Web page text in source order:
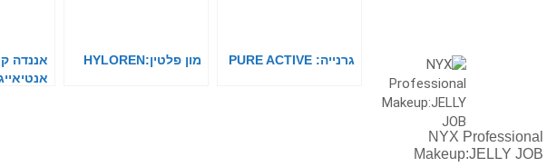
גרנייה: PURE ACTIVE מון פלטין:HYLOREN
אננדה
NYX Professional
Makeup:JELLY JOB